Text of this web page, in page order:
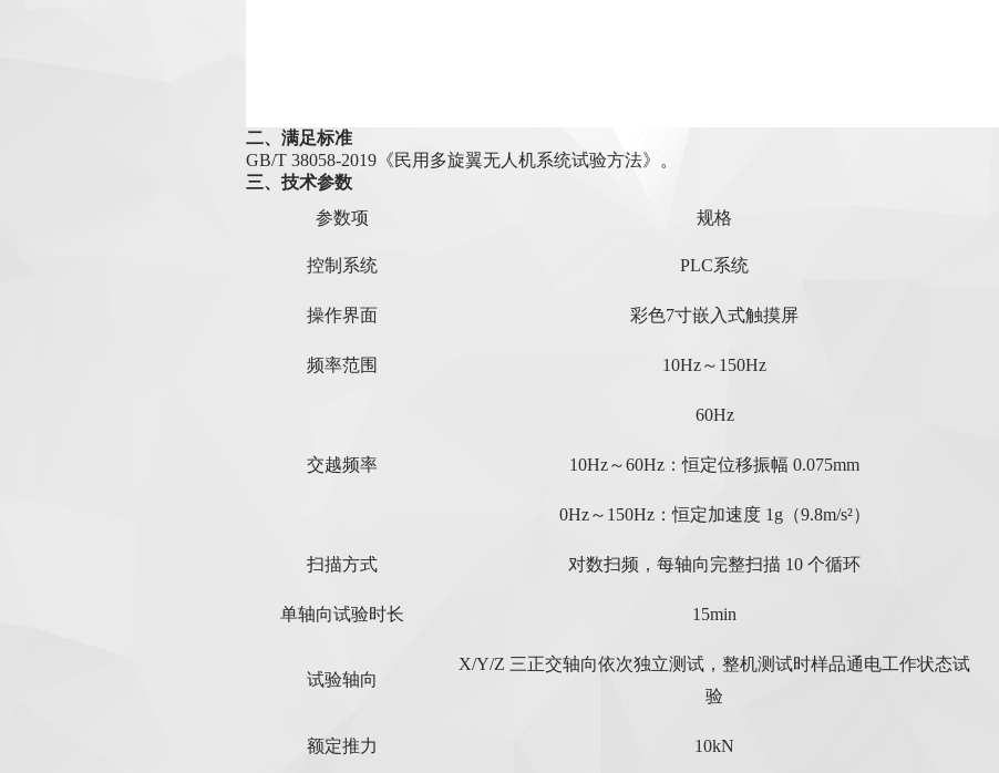
二、 满足标准
GB/T 38058-2019《民用多旋翼无人机系统试验方法》
。
三、 技术参数
‌参数项‌
规格‌
控制系统 PLC系统
操作界面 彩色7寸嵌入式触摸屏
频率范围 10Hz～150Hz
交越频率
60Hz
10Hz～60Hz：恒定位移振幅 0.075mm
0Hz～150Hz：恒定加速度 1g（9.8m/s²）
扫描方式 对数扫频，每轴向完整扫描 10 个循环
单轴向试验时长 15min
试验轴向
X/Y/Z 三正交轴向依次独立测试，整机测试时样品通电工作状态试
验
额定推力 10kN